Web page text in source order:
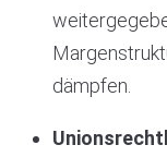
dämpfen.